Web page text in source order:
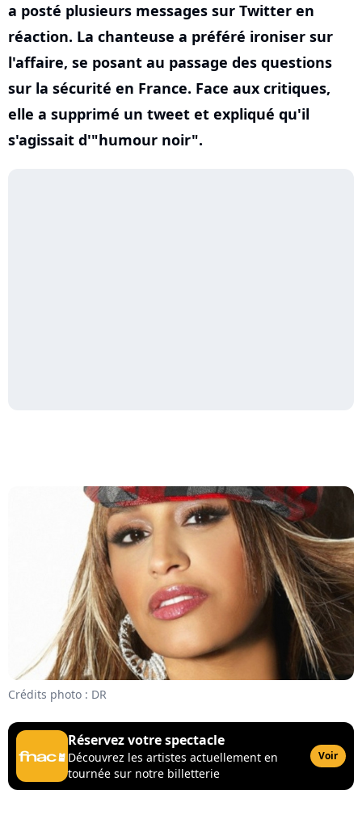
a posté plusieurs messages sur Twitter en
réaction. La chanteuse a préféré ironiser sur
l'affaire, se posant au passage des questions
sur la sécurité en France. Face aux critiques,
elle a supprimé un tweet et expliqué qu'il
s'agissait d'"humour noir".
Crédits photo : DR
Réservez votre spectacle
Découvrez les artistes actuellement en
tournée sur notre billetterie
Voir